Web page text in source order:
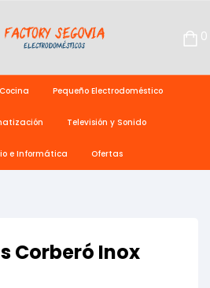
0
Cocina Pequeño Electrodoméstico
Televisión y Sonido
e Informática Ofertas
Corberó Inox